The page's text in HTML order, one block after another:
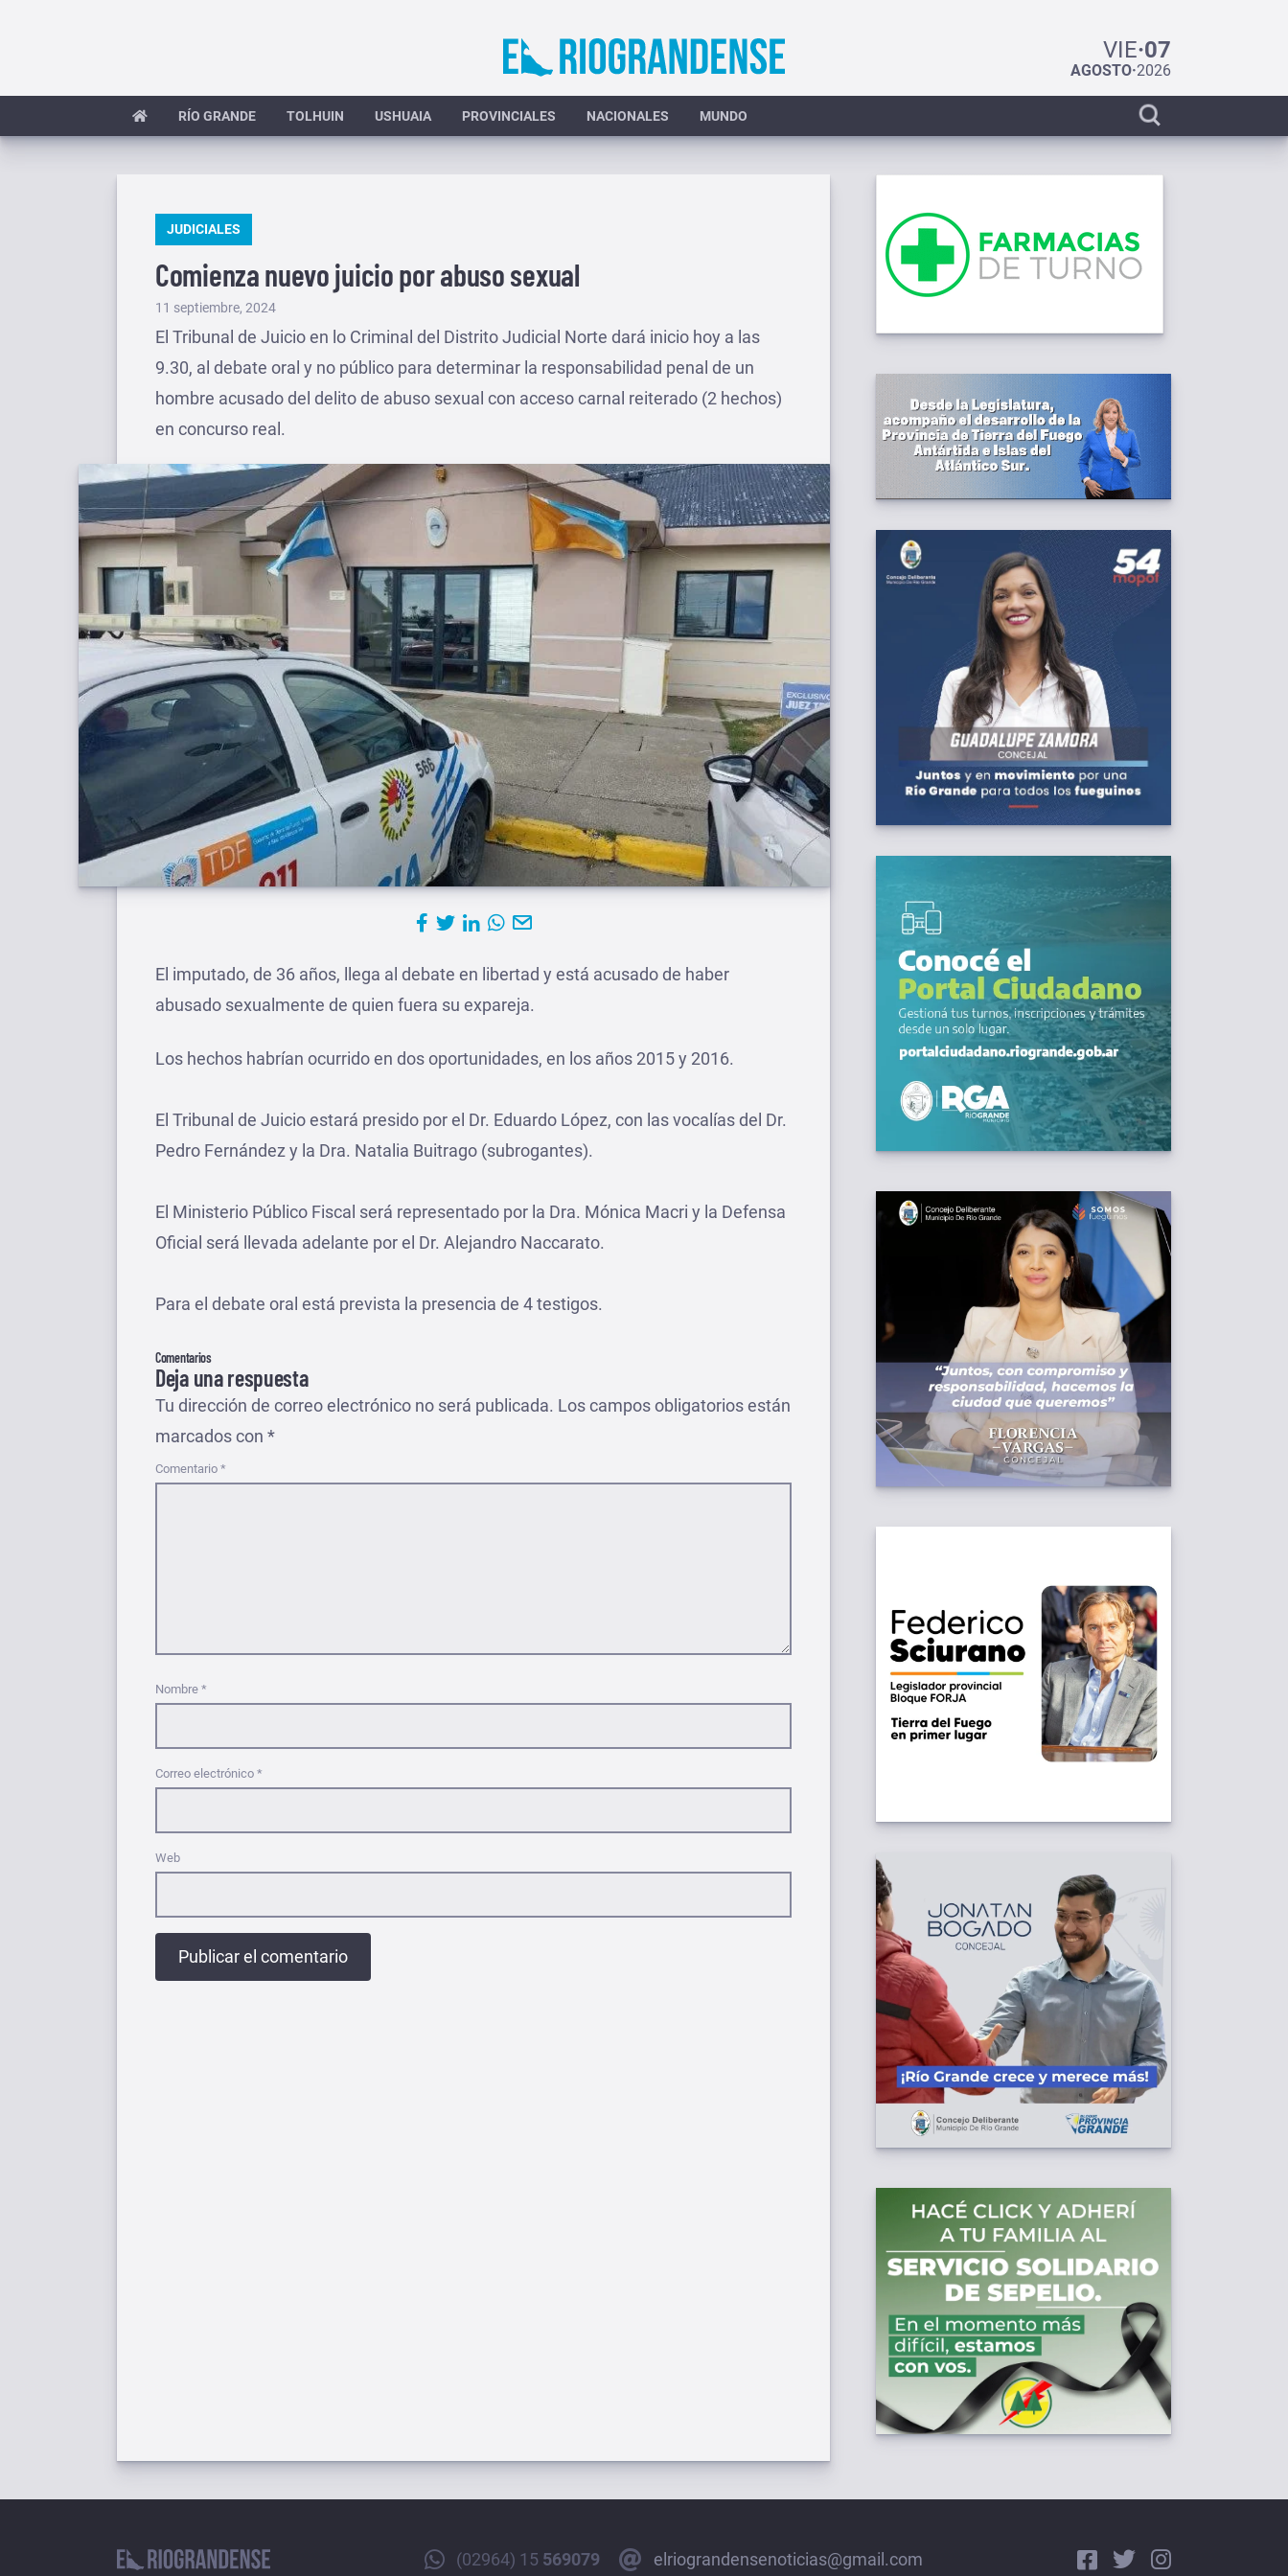
VIE·07
AGOSTO·2026
RÍO GRANDE TOLHUIN USHUAIA PROVINCIALES NACIONALES MUNDO
Display
search
PUBLICADO
JUDICIALES
Comienza nuevo juicio por abuso sexual
Publicado
el
11 septiembre, 2024
El Tribunal de Juicio en lo Criminal del Distrito Judicial Norte dará inicio hoy a las
9.30, al debate oral y no público para determinar la responsabilidad penal de un
hombre acusado del delito de abuso sexual con acceso carnal reiterado (2 hechos)
en concurso real.
El imputado, de 36 años, llega al debate en libertad y está acusado de haber
abusado sexualmente de quien fuera su expareja.
Los hechos habrían ocurrido en dos oportunidades, en los años 2015 y 2016.
El Tribunal de Juicio estará presido por el Dr. Eduardo López, con las vocalías del Dr.
Pedro Fernández y la Dra. Natalia Buitrago (subrogantes).
El Ministerio Público Fiscal será representado por la Dra. Mónica Macri y la Defensa
Oficial será llevada adelante por el Dr. Alejandro Naccarato.
Para el debate oral está prevista la presencia de 4 testigos.
Comentarios
Deja una respuesta
Tu dirección de correo electrónico no será publicada. Los campos obligatorios están
marcados con *
Comentario *
Nombre *
Correo electrónico *
Web
(02964) 15 569079 elriograndensenoticias@gmail.com